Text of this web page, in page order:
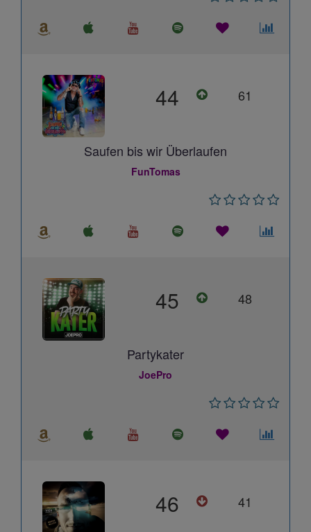
44 61
Saufen bis wir Überlaufen
FunTomas
45 48
Partykater
JoePro
46 41